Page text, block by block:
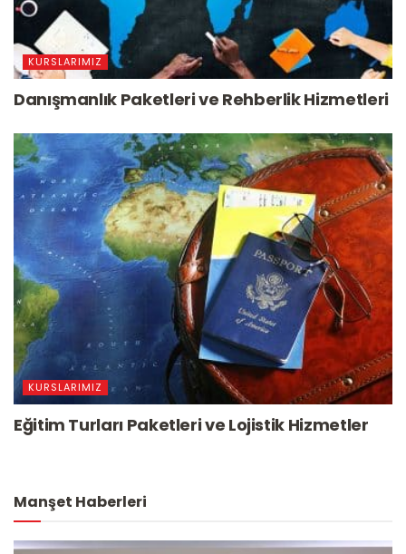
KURSLARIMIZ
Danışmanlık Paketleri ve Rehberlik Hizmetleri
KURSLARIMIZ
Eğitim Turları Paketleri ve Lojistik Hizmetler
Manşet Haberleri